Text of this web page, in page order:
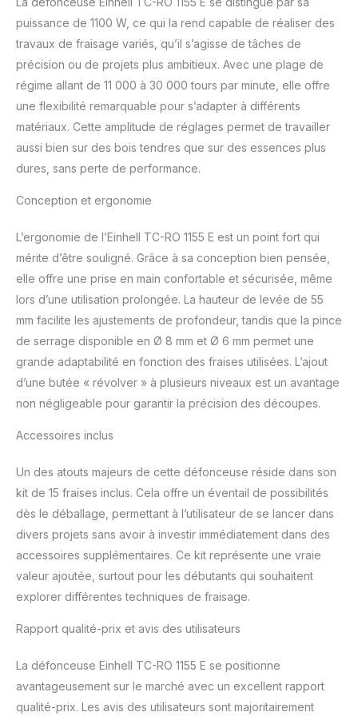
puissance de 1100 W, ce qui la rend capable de réaliser des
travaux de fraisage variés, qu’il s’agisse de tâches de
précision ou de projets plus ambitieux. Avec une plage de
régime allant de 11 000 à 30 000 tours par minute, elle offre
une flexibilité remarquable pour s’adapter à différents
matériaux. Cette amplitude de réglages permet de travailler
aussi bien sur des bois tendres que sur des essences plus
dures, sans perte de performance.
Conception et ergonomie
L’ergonomie de l’Einhell TC-RO 1155 E est un point fort qui
mérite d’être souligné. Grâce à sa conception bien pensée,
elle offre une prise en main confortable et sécurisée, même
lors d’une utilisation prolongée. La hauteur de levée de 55
mm facilite les ajustements de profondeur, tandis que la pince
de serrage disponible en Ø 8 mm et Ø 6 mm permet une
grande adaptabilité en fonction des fraises utilisées. L’ajout
d’une butée « révolver » à plusieurs niveaux est un avantage
non négligeable pour garantir la précision des découpes.
Accessoires inclus
Un des atouts majeurs de cette défonceuse réside dans son
kit de 15 fraises inclus. Cela offre un éventail de possibilités
dès le déballage, permettant à l’utilisateur de se lancer dans
divers projets sans avoir à investir immédiatement dans des
accessoires supplémentaires. Ce kit représente une vraie
valeur ajoutée, surtout pour les débutants qui souhaitent
explorer différentes techniques de fraisage.
Rapport qualité-prix et avis des utilisateurs
La défonceuse Einhell TC-RO 1155 E se positionne
avantageusement sur le marché avec un excellent rapport
qualité-prix. Les avis des utilisateurs sont majoritairement